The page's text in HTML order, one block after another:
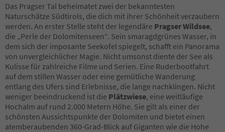
Das Pragser Tal beheimatet zwei der bekanntesten
Naturschätze Südtirols, die dich mit ihrer Schönheit verzaubern
werden. An erster Stelle steht der legendäre Pragser Wildsee,
die „Perle der Dolomitenseen“. Sein smaragdgrünes Wasser, in
dem sich der imposante Seekofel spiegelt, schafft ein Panorama
von unvergleichlicher Magie. Nicht umsonst diente der See als
Kulisse für zahlreiche Filme und Serien. Eine Ruderbootfahrt
auf dem stillen Wasser oder eine gemütliche Wanderung
entlang des Ufers sind Erlebnisse, die lange nachklingen. Nicht
weniger beeindruckend ist die Plätzwiese, eine weitläufige
Hochalm auf rund 2.000 Metern Höhe. Sie gilt als einer der
schönsten Aussichtspunkte der Dolomiten und bietet einen
atemberaubenden 360-Grad-Blick auf Giganten wie die Hohe